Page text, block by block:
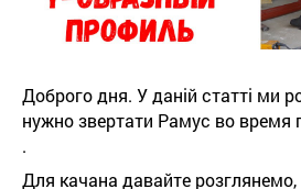
Доброго дня. У даній статті ми
нужно звертати Рамус во время
.
Для качана давайте